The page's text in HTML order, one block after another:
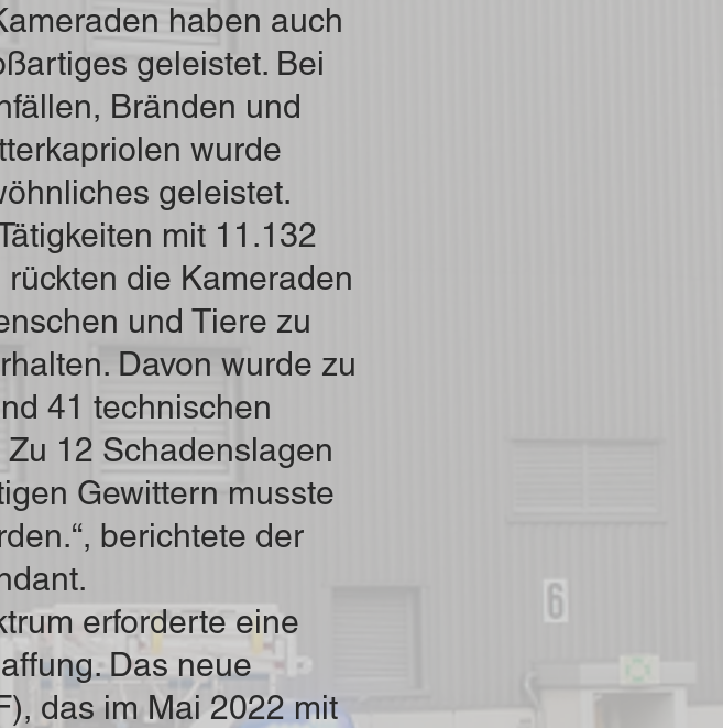
haben auch
geleistet. Bei
Bränden und
wurde
geleistet.
mit 11.132
die Kameraden
und Tiere zu
Davon wurde zu
41 technischen
12 Schadenslagen
Gewittern musste
berichtete der
erforderte eine
Das neue
das im Mai 2022 mit